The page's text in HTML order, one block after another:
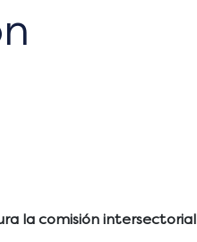
la comisión